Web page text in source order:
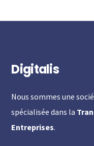
Digitalis
Nous sommes une
spécialisée dans la
Entreprises.